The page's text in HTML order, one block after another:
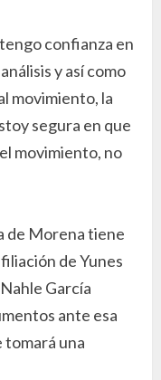
confianza en
y así como
movimiento, la
segura en que
movimiento, no
de Morena tiene
de Yunes
García
ante esa
tomará una